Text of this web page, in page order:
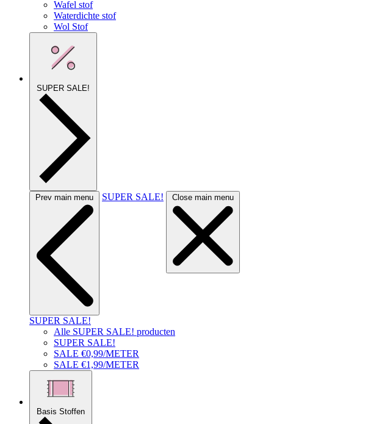
Wafel stof
Waterdichte stof
Wol Stof
SUPER SALE!
Prev main menu SUPER SALE! Close main menu
SUPER SALE!
Alle SUPER SALE! producten
SUPER SALE!
SALE €0,99/METER
SALE €1,99/METER
Basis Stoffen